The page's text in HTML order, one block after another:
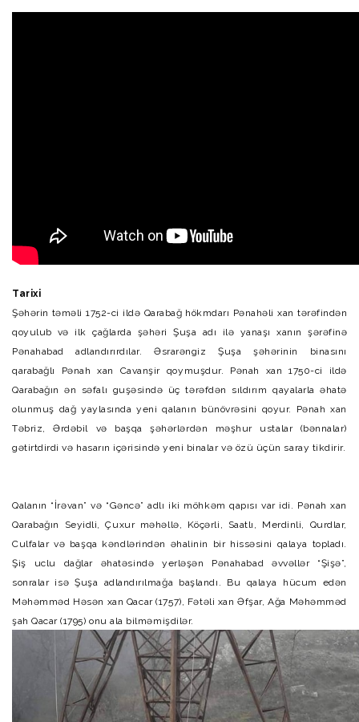
Tarixi
Şəhərin təməli 1752-ci ildə Qarabağ hökmdarı Pənahəli xan tərəfindən
qoyulub və ilk çağlarda şəhəri Şuşa adı ilə yanaşı xanın şərəfinə
Pənahabad adlandırırdılar.Əsrarəngiz Şuşa şəhərinin binasını
qarabağlı Pənah xan Cavanşir qoymuşdur. Pənah xan 1750-ci ildə
Qarabağın ən səfalı guşəsində üç tərəfdən sıldırım qayalarla əhatə
olunmuş dağ yaylasında yeni qalanın bünövrəsini qoyur. Pənah xan
Təbriz, Ərdəbil və başqa şəhərlərdən məşhur ustalar (bənnalar)
gətirtdirdi və hasarın içərisində yeni binalar və özü üçün saray tikdirir.
Qalanın “İrəvan” və “Gəncə” adlı iki möhkəm qapısı var idi. Pənah xan
Qarabağın Seyidli, Çuxur məhəllə, Köçərli, Saatlı, Merdinli, Qurdlar,
Culfalar və başqa kəndlərindən əhalinin bir hissəsini qalaya topladı.
Şiş uclu dağlar əhatəsində yerləşən Pənahabad əvvəllər “Şişə”,
sonralar isə Şuşa adlandırılmağa başlandı. Bu qalaya hücum edən
Məhəmməd Həsən xan Qacar (1757), Fətəli xan Əfşar, Ağa Məhəmməd
şah Qacar (1795) onu ala bilməmişdilər.